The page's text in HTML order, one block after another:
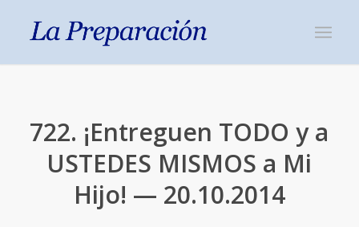
722. ¡Entreguen TODO y a
USTEDES MISMOS a Mi
Hijo! — 20.10.2014